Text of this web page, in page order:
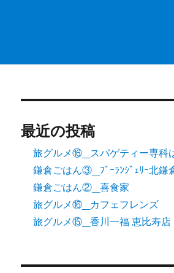
最近の投稿
旅グルメ⑯_スパゲティー専科
鎌倉ごはん③_ﾌﾞｰﾗﾝｼﾞｪﾘｰ北鎌
鎌倉ごはん②_喜食家
旅グルメ⑯_カフェフレンズ
旅グルメ⑮_香川一福 恵比寿店